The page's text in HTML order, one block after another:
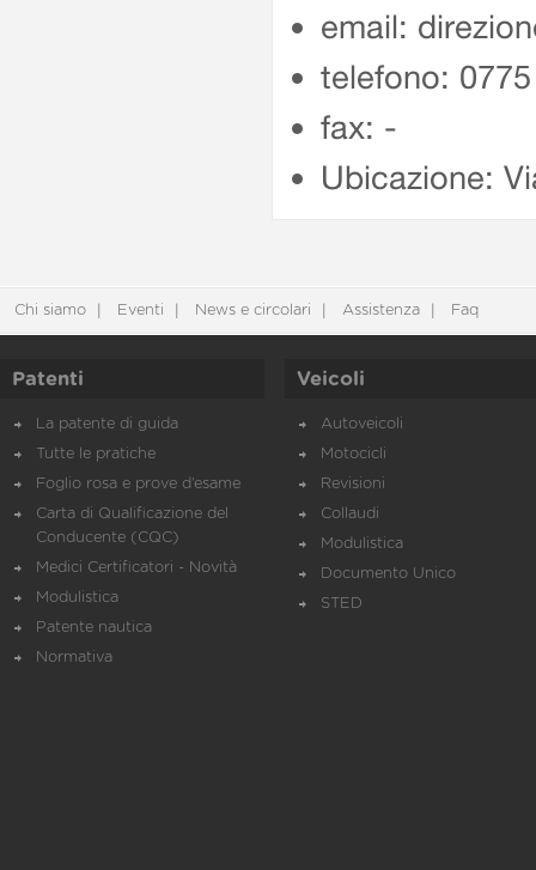
email:
telefono:
fax: -
Ubicazione:
Chi siamo Eventi News e circolari Assistenza Faq
Patenti
La patente di guida
Tutte le pratiche
Foglio rosa e prove d’esame
Carta di Qualificazione del
Conducente (CQC)
Medici Certificatori - Novità
Modulistica
Patente nautica
Normativa
Veicoli
Autoveicoli
Motocicli
Revisioni
Collaudi
Modulistica
Documento Unico
STED